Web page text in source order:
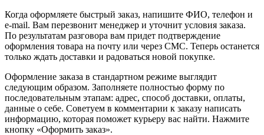
Когда оформляете быстрый заказ, напишите ФИО, телефон и
e-mail. Вам перезвонит менеджер и уточнит условия заказа.
По результатам разговора вам придет подтверждение
оформления товара на почту или через СМС. Теперь останется
только ждать доставки и радоваться новой покупке.
Оформление заказа в стандартном режиме выглядит
следующим образом. Заполняете полностью форму по
последовательным этапам: адрес, способ доставки, оплаты,
данные о себе. Советуем в комментарии к заказу написать
информацию, которая поможет курьеру вас найти. Нажмите
кнопку «Оформить заказ».